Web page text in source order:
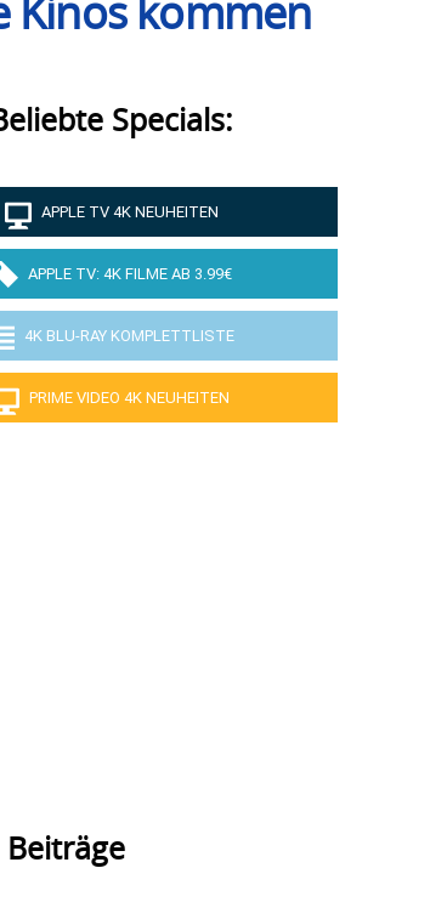
Kinos kommen
Specials:
APPLE TV 4K NEUHEITEN
APPLE TV: 4K FILME AB 3.99€
4K BLU-RAY KOMPLETTLISTE
PRIME VIDEO 4K NEUHEITEN
Beiträge